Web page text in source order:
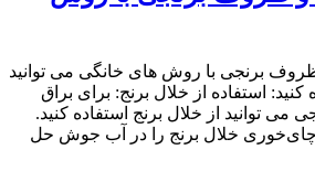
برنجی با روش های خانگی می توانید
استفاده از خلال برنج: برای براق
توانید از خلال برنج استفاده کنید.
چای‌خوری خلال برنج را در آب جوش حل